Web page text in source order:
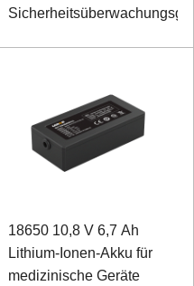
18650 10,8 V 6,7 Ah
Lithium-Ionen-Akku für
medizinische Geräte